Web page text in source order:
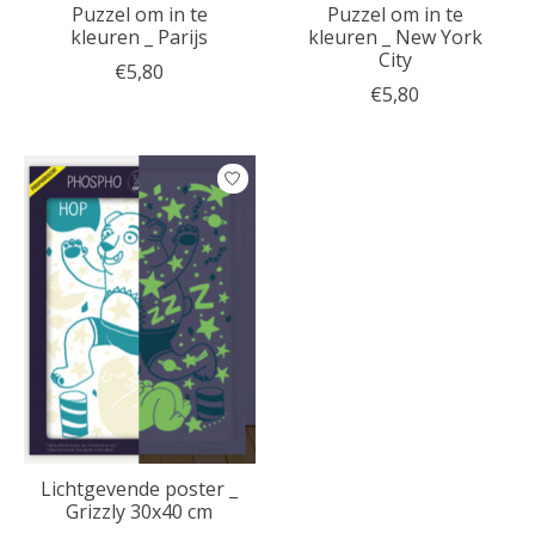
Puzzel om in te
kleuren _ Parijs
€5,80
Puzzel om in te
kleuren _ New York
City
€5,80
Lichtgevende poster _
Grizzly 30x40 cm